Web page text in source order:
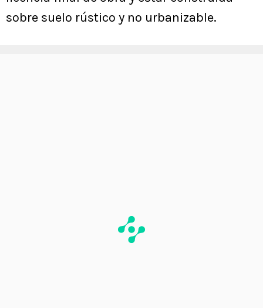
sobre suelo rústico y no urbanizable.